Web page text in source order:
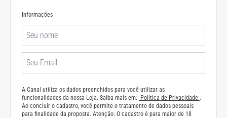
Informações
A Canal utiliza os dados preenchidos para você utilizar as
funcionalidades da nossa Loja. Saiba mais em:
Política de Privacidade .
Ao concluir o cadastro, você permite o tratamento de dados pessoais
para finalidade da proposta. Atenção: O cadastro é para maior de 18